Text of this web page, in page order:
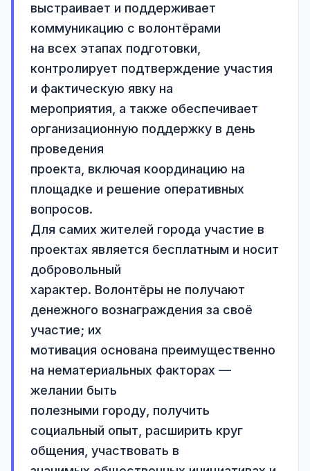
выстраивает и поддерживает
коммуникацию с волонтёрами
на всех этапах подготовки,
контролирует подтверждение участия
и фактическую явку на
мероприятия, а также обеспечивает
организационную поддержку в день
проведения
проекта, включая координацию на
площадке и решение оперативных
вопросов.
Для самих жителей города участие в
проектах является бесплатным и носит
добровольный
характер. Волонтёры не получают
денежного вознаграждения за своё
участие; их
мотивация основана преимущественно
на нематериальных факторах —
желании быть
полезными городу, получить
социальный опыт, расширить круг
общения, участвовать в